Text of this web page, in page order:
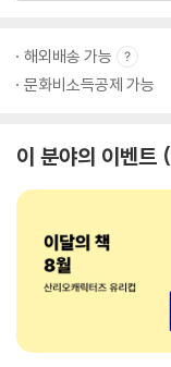
해외배송 가능
문화비소득공제 가능
이 분야의 이벤트